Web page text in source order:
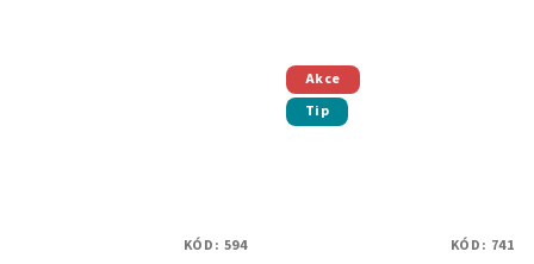
KÓD: 594
Akce
Tip
KÓD: 741